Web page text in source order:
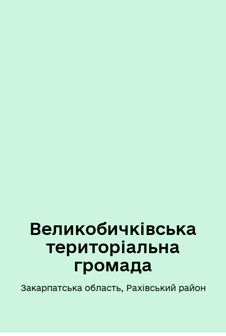
Великобичківська
територіальна
громада
Закарпатська область, Рахівський район